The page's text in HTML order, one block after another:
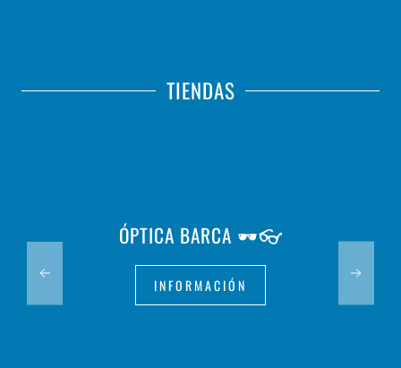
TIENDAS
ÓPTICA BARCA 🕶️👓
INFORMACIÓN